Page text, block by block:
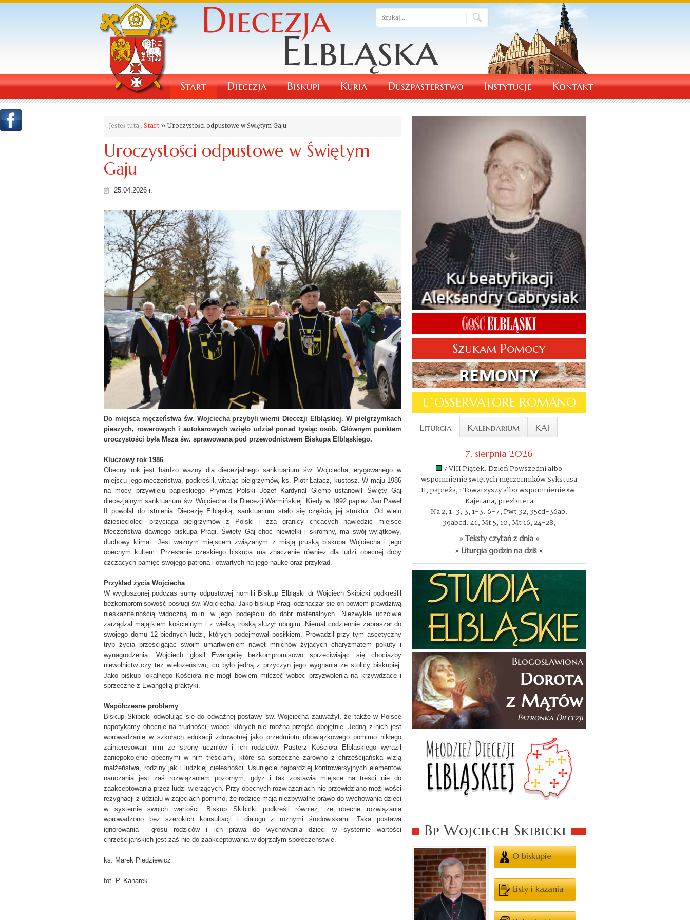
Start Diecezja Biskupi Kuria Duszpasterstwo Instytucje Kontakt
Jesteś tutaj: Start » Uroczystości odpustowe w Świętym Gaju
Uroczystości odpustowe w Świętym
Gaju
25.04.2026 r.
Do miejsca męczeństwa św. Wojciecha przybyli wierni Diecezji Elbląskiej. W pielgrzymkach
pieszych, rowerowych i autokarowych wzięło udział ponad tysiąc osób. Głównym punktem
uroczystości była Msza św. sprawowana pod przewodnictwem Biskupa Elbląskiego.
Kluczowy rok 1986
Obecny rok jest bardzo ważny dla diecezjalnego sanktuarium św. Wojciecha, erygowanego w
miejscu jego męczeństwa, podkreślił, witając pielgrzymów, ks. Piotr Łatacz, kustosz. W maju 1986
na mocy przywileju papieskiego Prymas Polski Józef Kardynał Glemp ustanowił Święty Gaj
diecezjalnym sanktuarium św. Wojciecha dla Diecezji Warmińskiej. Kiedy w 1992 papież Jan Paweł
II powołał do istnienia Diecezję Elbląską, sanktuarium stało się częścią jej struktur. Od wielu
dziesięcioleci przyciąga pielgrzymów z Polski i zza granicy chcących nawiedzić miejsce
Męczeństwa dawnego biskupa Pragi. Święty Gaj choć niewielki i skromny, ma swój wyjątkowy,
duchowy klimat. Jest ważnym miejscem związanym z misją pruską biskupa Wojciecha i jego
obecnym kultem. Przesłanie czeskiego biskupa ma znaczenie również dla ludzi obecnej doby
czczących pamięć swojego patrona i otwartych na jego naukę oraz przykład.
Przykład życia Wojciecha
W wygłoszonej podczas sumy odpustowej homilii Biskup Elbląski dr Wojciech Skibicki podkreślił
bezkompromisowość posługi św. Wojciecha. Jako biskup Pragi odznaczał się on bowiem prawdziwą
nieskazitelnością widoczną m.in. w jego podejściu do dóbr materialnych. Niezwykle uczciwie
zarządzał majątkiem kościelnym i z wielką troską służył ubogim. Niemal codziennie zapraszał do
swojego domu 12 biednych ludzi, których podejmował posiłkiem. Prowadził przy tym ascetyczny
tryb życia prześcigając swoim umartwieniem nawet mnichów żyjących charyzmatem pokuty i
wynagrodzenia. Wojciech głosił Ewangelię bezkompromisowo sprzeciwiając się chociażby
niewolnictw czy też wielożeństwu, co było jedną z przyczyn jego wygnania ze stolicy biskupiej.
Jako biskup lokalnego Kościoła nie mógł bowiem milczeć wobec przyzwolenia na krzywdzące i
sprzeczne z Ewangelią praktyki.
Współczesne problemy
Biskup Skibicki odwołując się do odważnej postawy św. Wojciecha zauważył, że także w Polsce
napotykamy obecnie na trudności, wobec których nie można przejść obojętnie. Jedną z nich jest
wprowadzanie w szkołach edukacji zdrowotnej jako przedmiotu obowiązkowego pomimo nikłego
zainteresowani nim ze strony uczniów i ich rodziców. Pasterz Kościoła Elbląskiego wyraził
zaniepokojenie obecnymi w nim treściami, które są sprzeczne zarówno z chrześcijańska wizją
małżeństwa, rodziny jak i ludzkiej cielesności. Usunięcie najbardziej kontrowersyjnych elementów
nauczania jest zaś rozwiązaniem pozornym, gdyż i tak zostawia miejsce na treści nie do
zaakceptowania przez ludzi wierzących. Przy obecnych rozwiązaniach nie przewidziano możliwości
rezygnacji z udziału w zajęciach pomimo, że rodzice mają niezbywalne prawo do wychowania dzieci
w systemie swoich wartości. Biskup Skibicki podkreśli również, że obecne rozwiązania
wprowadzono bez szerokich konsultacji i dialogu z rożnymi środowiskami. Taka postawa
ignorowania głosu rodziców i ich prawa do wychowania dzieci w systemie wartości
chrześcijańskich jest zaś nie do zaakceptowania w dojrzałym społeczeństwie.
ks. Marek Piedziewicz
fot. P. Kanarek
Szukam Pomocy
L´OSSERVATORE ROMANO
Liturgia Kalendarium KAI
7. sierpnia 2026
7 VIII Piątek. Dzień Powszedni albo
wspomnienie świętych męczenników Sykstusa
II, papieża, i Towarzyszy albo wspomnienie św.
Kajetana, prezbitera
Na 2, 1. 3; 3, 1-3. 6-7; Pwt 32, 35cd-36ab.
39abcd. 41; Mt 5, 10; Mt 16, 24-28;
» Teksty czytań z dnia «
» Liturgia godzin na dziś «
Bp Wojciech Skibicki
O biskupie
Listy i kazania